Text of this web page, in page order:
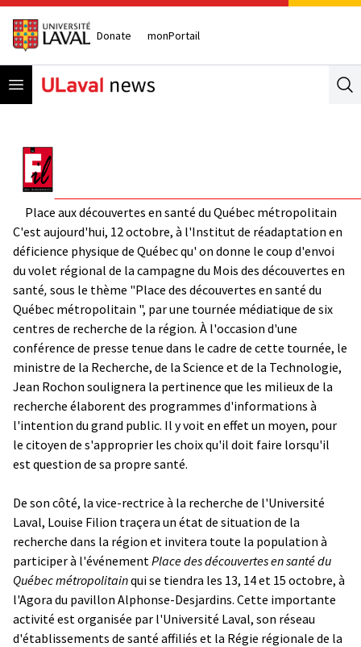
Donate monPortail
Open menu
Place aux découvertes en santé du Québec métropolitain
C'est aujourd'hui, 12 octobre, à l'Institut de réadaptation en
déficience physique de Québec qu' on donne le coup d'envoi
du volet régional de la campagne du Mois des découvertes en
santé, sous le thème "Place des découvertes en santé du
Québec métropolitain ", par une tournée médiatique de six
centres de recherche de la région. À l'occasion d'une
conférence de presse tenue dans le cadre de cette tournée, le
ministre de la Recherche, de la Science et de la Technologie,
Jean Rochon soulignera la pertinence que les milieux de la
recherche élaborent des programmes d'informations à
l'intention du grand public. Il y voit en effet un moyen, pour
le citoyen de s'approprier les choix qu'il doit faire lorsqu'il
est question de sa propre santé.
De son côté, la vice-rectrice à la recherche de l'Université
Laval, Louise Filion traçera un état de situation de la
recherche dans la région et invitera toute la population à
participer à l'événement Place des découvertes en santé du
Québec métropolitainqui se tiendra les 13, 14 et 15 octobre, à
l'Agora du pavillon Alphonse-Desjardins. Cette importante
activité est organisée par l'Université Laval, son réseau
d'établissements de santé affiliés et la Régie régionale de la